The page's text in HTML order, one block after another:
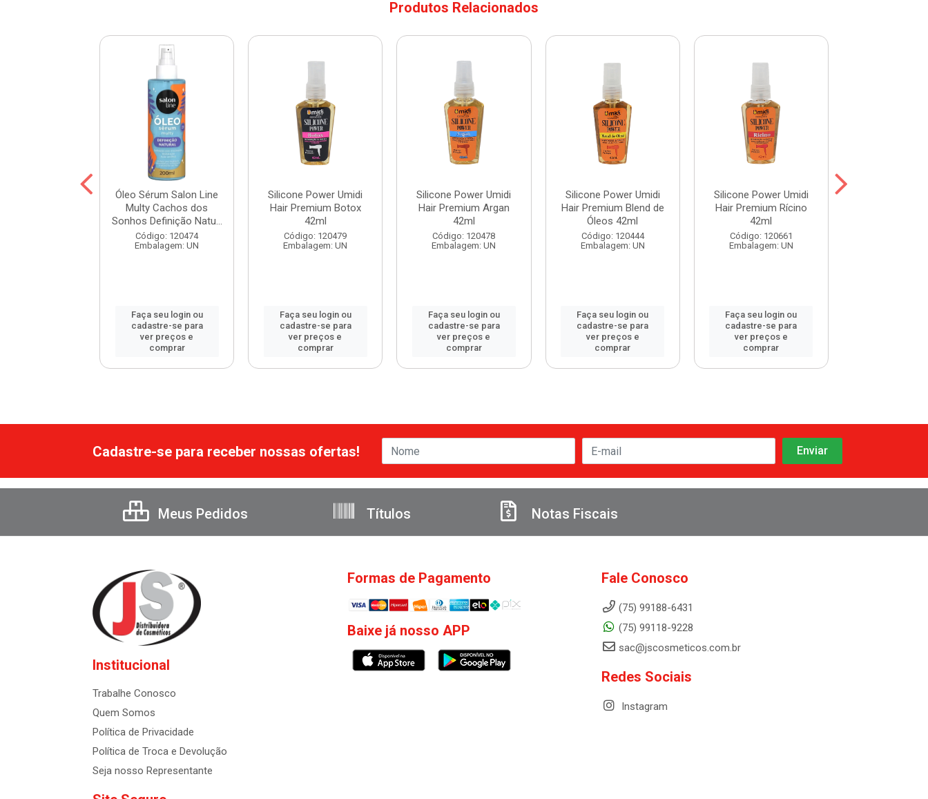
Produtos Relacionados
Óleo Sérum Salon Line
Multy Cachos dos
Sonhos Definição Natu...
Código: 120474
Embalagem: UN
Faça seu login ou
cadastre-se para
ver preços e
comprar
Silicone Power Umidi
Hair Premium Botox
42ml
Código: 120479
Embalagem: UN
Faça seu login ou
cadastre-se para
ver preços e
comprar
Silicone Power Umidi
Hair Premium Argan
42ml
Código: 120478
Embalagem: UN
Faça seu login ou
cadastre-se para
ver preços e
comprar
Silicone Power Umidi
Hair Premium Blend de
Óleos 42ml
Código: 120444
Embalagem: UN
Faça seu login ou
cadastre-se para
ver preços e
comprar
Silicone Power Umidi
Hair Premium Rícino
42ml
Código: 120661
Embalagem: UN
Faça seu login ou
cadastre-se para
ver preços e
comprar
Cadastre-se para receber nossas ofertas!
Meus Pedidos Títulos Notas Fiscais
Institucional
Trabalhe Conosco
Quem Somos
Política de Privacidade
Política de Troca e Devolução
Seja nosso Representante
Formas de Pagamento
Baixe já nosso APP
Fale Conosco
(75) 99188-6431
(75) 99118-9228
sac@jscosmeticos.com.br
Redes Sociais
Instagram